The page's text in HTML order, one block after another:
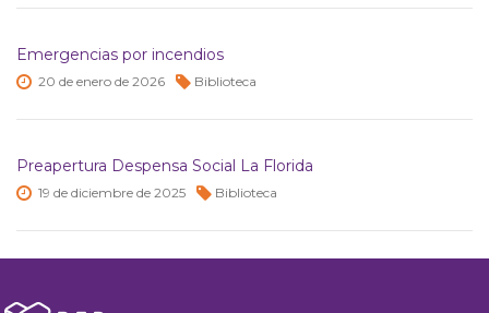
Emergencias por incendios
20 de enero de 2026 Biblioteca
Preapertura Despensa Social La Florida
19 de diciembre de 2025 Biblioteca